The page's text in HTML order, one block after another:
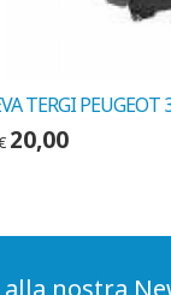
20,00
nostra